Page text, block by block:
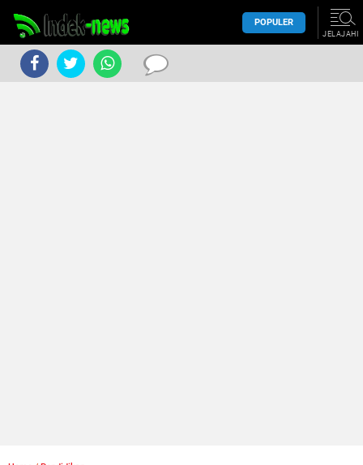
POPULER
JELAJAHI